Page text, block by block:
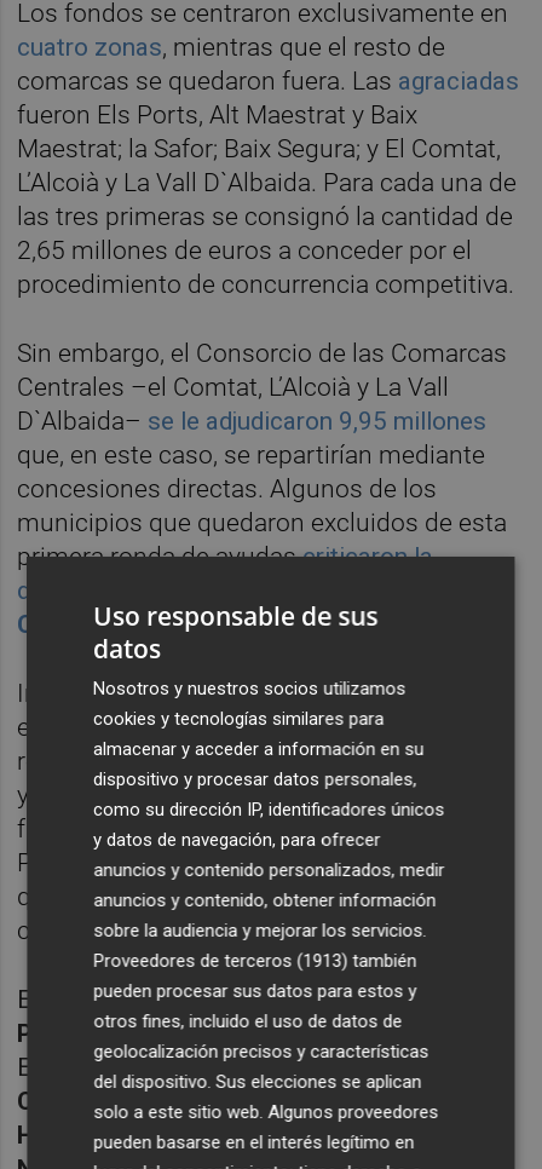
Los fondos se centraron exclusivamente en
cuatro zonas, mientras que el resto de
comarcas se quedaron fuera. Las agraciadas
fueron Els Ports, Alt Maestrat y Baix
Maestrat; la Safor; Baix Segura; y El Comtat,
L’Alcoià y La Vall D`Albaida. Para cada una de
las tres primeras se consignó la cantidad de
2,65 millones de euros a conceder por el
procedimiento de concurrencia competitiva.
Sin embargo, el Consorcio de las Comarcas
Centrales –el Comtat, L’Alcoià y La Vall
D`Albaida– se le adjudicaron 9,95 millones
que, en este caso, se repartirían mediante
concesiones directas. Algunos de los
municipios que quedaron excluidos de esta
primera ronda de ayudascriticaron la
decisión del organismo que dirige
Company.
Incluso el conseller de Economía reconoció
en Les Corts " cierta arbitrariedad" en el
reparto de la primera ronda de estas ayudas
y se comprometió a alcanzar otras zonas en
futuras convocatorias. De este modo, en el
Presupuesto de 2018 se pasa de ocho a
quince comarcas beneficiadas a través de
cuatro líneas de subvenciones:
En Castellón:Plana Baixa,Alt Millars
Palància
En Valencia (dos líneas de subvenciones:
Camp de Morvedre,Horta Sud,Horta Nord
Horta Oest,Racó Ademus,Canal de
Uso responsable de sus
datos
Nosotros y nuestros socios utilizamos
cookies y tecnologías similares para
almacenar y acceder a información en su
dispositivo y procesar datos personales,
como su dirección IP, identificadores únicos
y datos de navegación, para ofrecer
anuncios y contenido personalizados, medir
anuncios y contenido, obtener información
sobre la audiencia y mejorar los servicios.
Proveedores de terceros (1913) también
pueden procesar sus datos para estos y
otros fines, incluido el uso de datos de
geolocalización precisos y características
del dispositivo. Sus elecciones se aplican
solo a este sitio web. Algunos proveedores
pueden basarse en el interés legítimo en